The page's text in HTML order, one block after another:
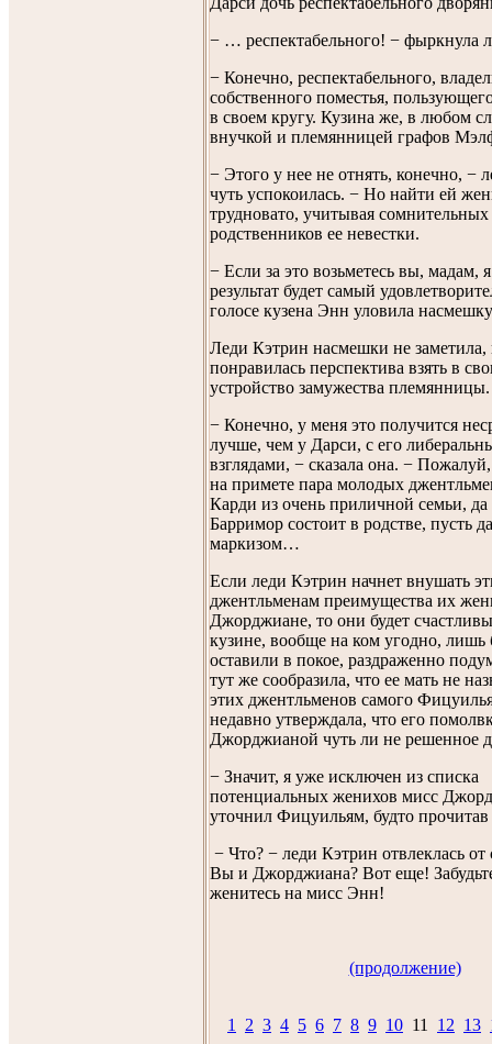
− … респектабельного! − фыркнула
− Конечно, респектабельного,
собственного поместья,
в своем кругу. Кузина же, в любом
внучкой и племянницей графов
− Этого у нее не отнять, конечно, −
чуть успокоилась. − Но найти ей
трудновато, учитывая сомнительных
родственников ее невестки.
− Если за это возьметесь вы, мадам,
результат будет самый
голосе кузена Энн уловила
Леди Кэтрин насмешки не заметила,
понравилась перспектива взять в
устройство замужества племянницы.
− Конечно, у меня это получится
лучше, чем у Дарси, с его
взглядами, − сказала она. −
на примете пара молодых
Карди из очень приличной семьи, да
Барримор состоит в родстве, пусть
маркизом…
Если леди Кэтрин начнет внушать
джентльменам преимущества их
Джорджиане, то они будет
кузине, вообще на ком угодно, лишь
оставили в покое, раздраженно
тут же сообразила, что ее мать не
этих джентльменов самого
недавно утверждала, что его
Джорджианой чуть ли не решенное
− Значит, я уже исключен из списка
потенциальных женихов мисс
уточнил Фицуильям, будто
− Что? − леди Кэтрин отвлеклась
Вы и Джорджиана? Вот еще!
женитесь на мисс Энн!
(продолжение)
1 2 3 4 5 6 7 8 9 10 11 12 13